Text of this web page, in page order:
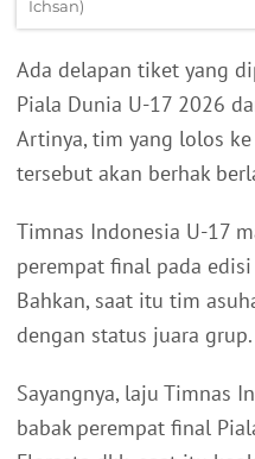
Ichsan)
Ada delapan tiket yang
Piala Dunia U-17 2026
Artinya, tim yang lolos
tersebut akan berhak
Timnas Indonesia U-17
perempat final pada
Bahkan, saat itu tim
dengan status juara grup.
Sayangnya, laju Timnas
babak perempat final